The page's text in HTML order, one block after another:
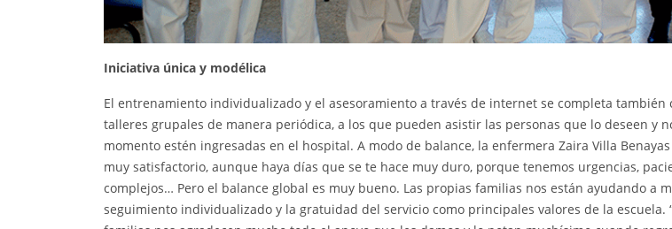
Iniciativa única y modélica
El entrenamiento individualizado y el asesoramiento a través de internet se completa también
talleres grupales de manera periódica, a los que pueden asistir las personas que lo deseen y
momento estén ingresadas en el hospital. A modo de balance, la enfermera Zaira Villa
muy satisfactorio, aunque haya días que se te hace muy duro, porque tenemos urgencias,
complejos… Pero el balance global es muy bueno. Las propias familias nos están ayudando a
seguimiento individualizado y la gratuidad del servicio como principales valores de la escuela.